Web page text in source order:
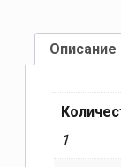
Описание
1